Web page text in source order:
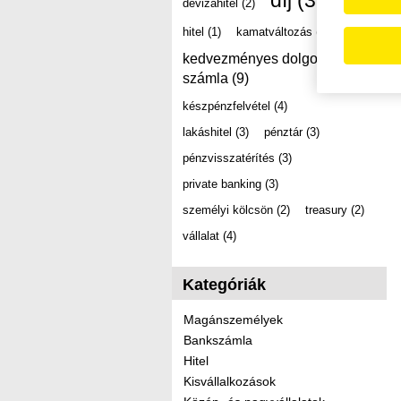
devizahitel (2)
hitel (1) kamatváltozás (2)
kedvezményes dolgozói
számla (9)
készpénzfelvétel (4)
lakáshitel (3) pénztár (3)
pénzvisszatérítés (3)
private banking (3)
személyi kölcsön (2) treasury (2)
vállalat (4)
Kategóriák
Magánszemélyek
Bankszámla
Hitel
Kisvállalkozások